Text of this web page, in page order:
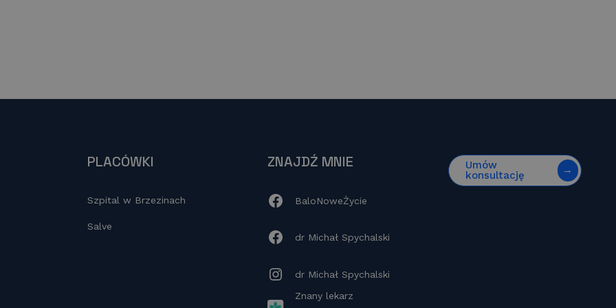
PLACÓWKI
Szpital w Brzezinach
Salve
ZNAJDŹ MNIE
BaloNoweŻycie
dr Michał Spychalski
dr Michał Spychalski
Znany lekarz
Umów
konsultację